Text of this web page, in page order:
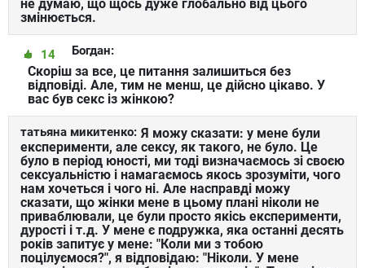
не думаю, що щось дуже глобально від цього
змінюється.
Богдан:
14
Скоріш за все, це питання залишиться без
відповіді. Але, тим не менш, це дійсно цікаво. У
вас був секс із жінкою?
татьяна микитенко: Я можу сказати: у мене були
експерименти, але сексу, як такого, не було. Це
було в період юності, ми тоді визначаємось зі своєю
сексуальністю і намагаємось якось зрозуміти, чого
нам хочеться і чого ні. Але насправді можу
сказати, що жінки мене в цьому плані ніколи не
приваблювали, це були просто якісь експерименти,
дурості і т.д. У мене є подружка, яка останні десять
років запитує у мене: "Коли ми з тобою
поцілуємося?", я відповідаю: "Ніколи. У мене